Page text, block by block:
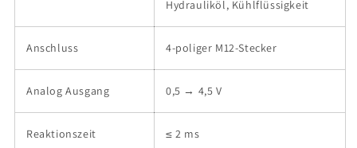
Hydrauliköl, Kühlflüssigkeit
Anschluss 4-poliger M12-Stecker
Analog Ausgang 0,5 → 4,5 V
Reaktionszeit ≤ 2 ms